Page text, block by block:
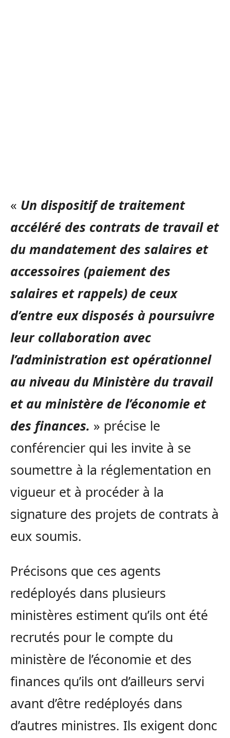
« Un dispositif de traitement
accéléré des contrats de travail et
du mandatement des salaires et
accessoires (paiement des
salaires et rappels) de ceux
d’entre eux disposés à poursuivre
leur collaboration avec
l’administration est opérationnel
au niveau du Ministère du travail
et au ministère de l’économie et
des finances. » précise le
conférencier qui les invite à se
soumettre à la réglementation en
vigueur et à procéder à la
signature des projets de contrats à
eux soumis.
Précisons que ces agents
redéployés dans plusieurs
ministères estiment qu’ils ont été
recrutés pour le compte du
ministère de l’économie et des
finances qu’ils ont d’ailleurs servi
avant d’être redéployés dans
d’autres ministres. Ils exigent donc